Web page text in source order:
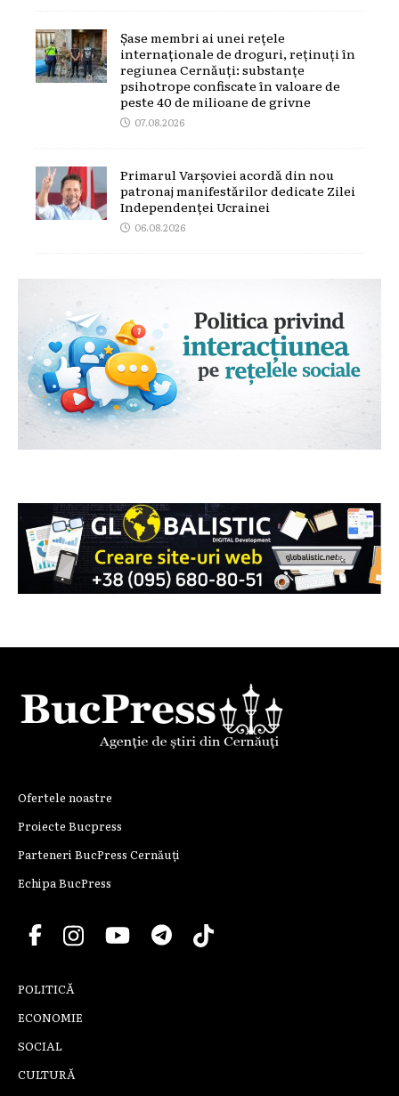
Șase membri ai unei rețele
internaționale de droguri, reținuți în
regiunea Cernăuți: substanțe
psihotrope confiscate în valoare de
peste 40 de milioane de grivne
07.08.2026
Primarul Varșoviei acordă din nou
patronaj manifestărilor dedicate Zilei
Independenței Ucrainei
06.08.2026
Ofertele noastre
Proiecte Bucpress
Parteneri BucPress Cernăuți
Echipa BucPress
POLITICĂ
ECONOMIE
SOCIAL
CULTURĂ